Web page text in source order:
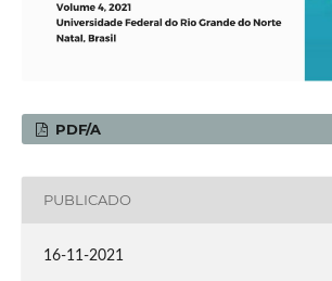
PDF/A
PUBLICADO
16-11-2021